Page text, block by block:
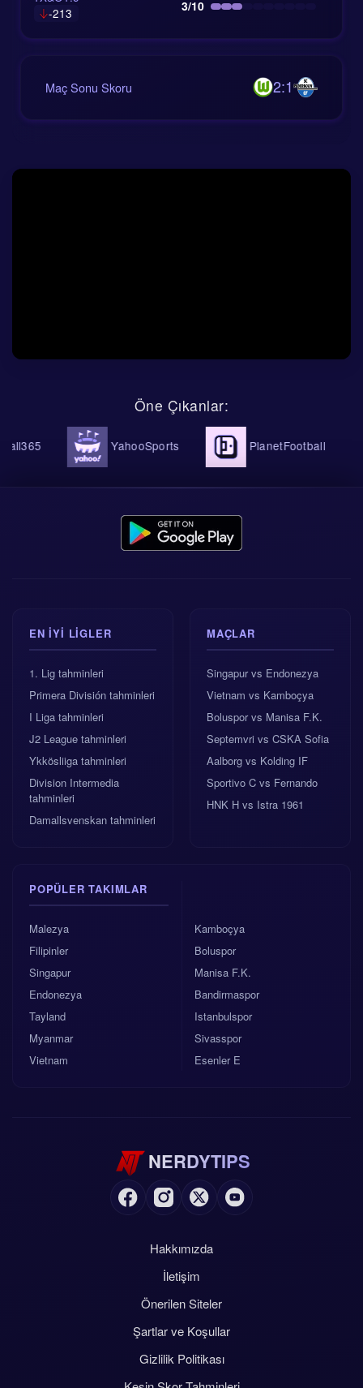
-213
3/10
Maç Sonu Skoru 2:1
Öne Çıkanlar:
YahooSports PlanetFootball
EN IYI LIGLER
1. Lig tahminleri
Primera División tahminleri
I Liga tahminleri
J2 League tahminleri
Ykkösliiga tahminleri
Division Intermedia
tahminleri
Damallsvenskan tahminleri
MAÇLAR
Singapur vs Endonezya
Vietnam vs Kamboçya
Boluspor vs Manisa F.K.
Septemvri vs CSKA Sofia
Aalborg vs Kolding IF
Sportivo C vs Fernando
HNK H vs Istra 1961
POPÜLER TAKIMLAR
Malezya
Filipinler
Singapur
Endonezya
Tayland
Myanmar
Vietnam
Kamboçya
Boluspor
Manisa F.K.
Bandirmaspor
Istanbulspor
Sivasspor
Esenler E
NERDYTIPS
Hakkımızda
İletişim
Önerilen Siteler
Şartlar ve Koşullar
Gizlilik Politikası